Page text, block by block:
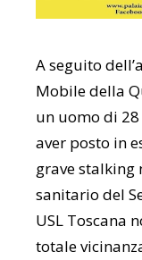
A seguito
Mobile della
un uomo di
aver posto in
grave stalking
sanitario del
USL Toscana
totale